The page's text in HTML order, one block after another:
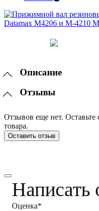
Описание
Отзывы
Отзывов еще нет. Оставьте
товара.
Оставить отзыв
Написать
Оценка*